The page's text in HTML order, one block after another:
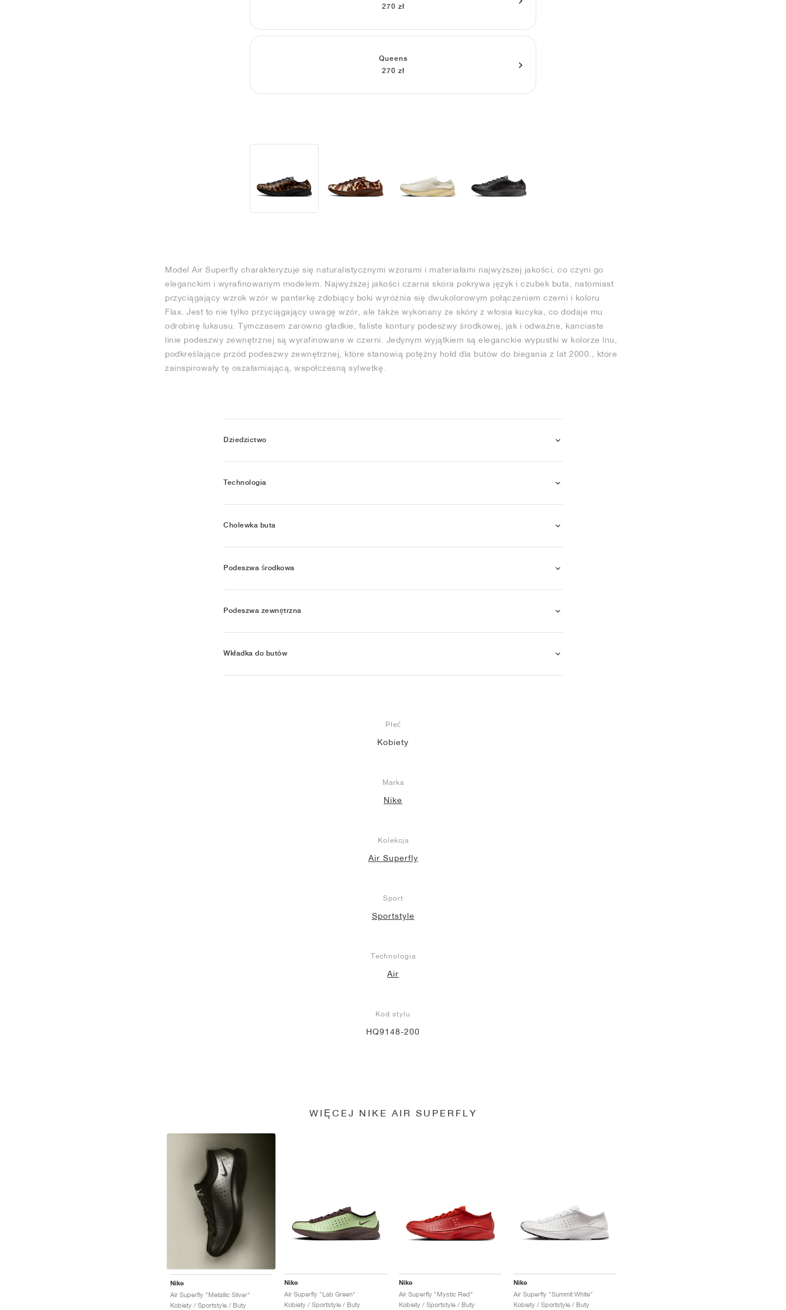
270 zł
Queens
270 zł
Model Air Superfly charakteryzuje się naturalistycznymi wzorami i materiałami najwyższej jakości, co czyni go
eleganckim i wyrafinowanym modelem. Najwyższej jakości czarna skóra pokrywa język i czubek buta, natomiast
przyciągający wzrok wzór w panterkę zdobiący boki wyróżnia się dwukolorowym połączeniem czerni i koloru
Flax. Jest to nie tylko przyciągający uwagę wzór, ale także wykonany ze skóry z włosia kucyka, co dodaje mu
odrobinę luksusu. Tymczasem zarówno gładkie, faliste kontury podeszwy środkowej, jak i odważne, kanciaste
linie podeszwy zewnętrznej są wyrafinowane w czerni. Jedynym wyjątkiem są eleganckie wypustki w kolorze lnu,
podkreślające przód podeszwy zewnętrznej, które stanowią potężny hołd dla butów do biegania z lat 2000., które
zainspirowały tę oszałamiającą, współczesną sylwetkę.
Dziedzictwo
Technologia
Cholewka buta
Podeszwa środkowa
Podeszwa zewnętrzna
Wkładka do butów
Płeć
Kobiety
Marka
Nike
Kolekcja
Air Superfly
Sport
Sportstyle
Technologia
Air
Kod stylu
HQ9148-200
WIĘCEJ NIKE AIR SUPERFLY
Nike
Air Superfly "Metallic Silver"
Kobiety / Sportstyle / Buty
Nike
Air Superfly "Lab Green"
Kobiety / Sportstyle / Buty
Nike
Air Superfly "Mystic Red"
Kobiety / Sportstyle / Buty
Nike
Air Superfly "Summit White"
Kobiety / Sportstyle / Buty